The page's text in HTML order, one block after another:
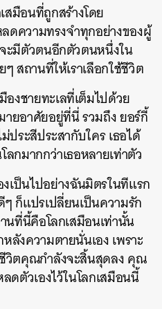
สมือนที่ถูกสร้างโดย
ลดความทรงจำทุกอย่างของผู้
ะมีตัวตนอีกตัวตนหนึ่งใน
สถานที่ให้เราเลือกใช้ชีวิต
องชายทะเลที่เต็มไปด้วย
ยอาศัยอยู่ที่นี่ รวมถึง ยอร์กี้
ประสีประสากับใคร เธอได้
กมากกว่าเธอหลายเท่าตัว
เป็นไปอย่างฉันมิตรในทีแรก
ก็แปรเปลี่ยนเป็นความรัก
นที่นี้คือโลกเสมือนเท่านั้น
งความตายนั่นเอง เพราะ
วิตคุณกำลังจะสิ้นสุดลง คุณ
ดตัวเองไว้ในโลกเสมือนนี้